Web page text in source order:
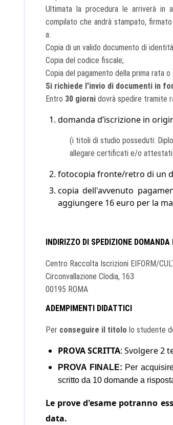
Ultimata la procedura le arriverà in
compilato che andrà stampato,
a:
Copia di un valido documento di
Copia del codice fiscale;
Copia del pagamento della prima rata
Si richiede l'invio di documenti in
Entro 30 giorni dovrà spedire tramite
domanda d’iscrizione in
(i titoli di studio posseduti:
allegare certificati e/o
fotocopia fronte/retro di un
copia dell'avvenuto
aggiungere 16 euro per la
INDIRIZZO DI SPEDIZIONE DOMANDA
Centro Raccolta Iscrizioni EIFORM/
Circonvallazione Clodia, 163
00195 ROMA
ADEMPIMENTI DIDATTICI
Per conseguire il titolo lo studente
PROVA SCRITTA: Svolgere 2
PROVA FINALE: Per
scritto da 10 domande a
Le prove d'esame potranno
data.